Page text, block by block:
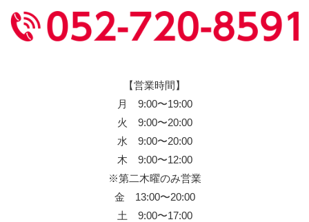
【営業時間】
月 9:00〜19:00
火 9:00〜20:00
水 9:00〜20:00
木 9:00〜12:00
※第二木曜のみ営業
金 13:00〜20:00
土 9:00〜17:00